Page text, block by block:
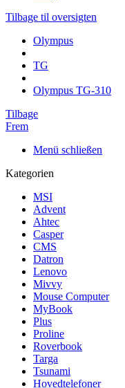
Tilbage til oversigten
Olympus
TG
Olympus TG-310
Tilbage
Frem
Menü schließen
Kategorien
MSI
Advent
Ahtec
Casper
CMS
Datron
Lenovo
Mivvy
Mouse Computer
MyBook
Plus
Proline
Roverbook
Targa
Tsunami
Hovedtelefoner